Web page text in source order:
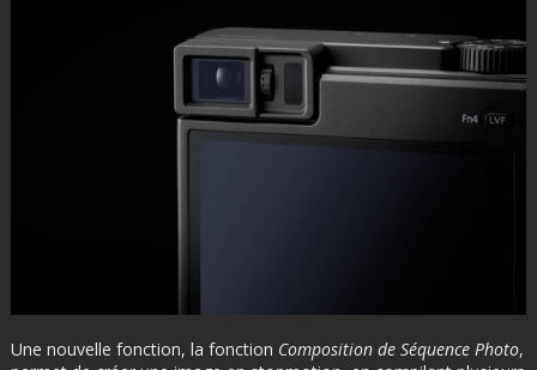
Une nouvelle fonction, la fonction Composition de Séquence Photo,